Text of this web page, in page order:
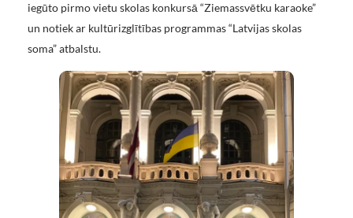
iegūto pirmo vietu skolas konkursā “Ziemassvētku karaoke”
un notiek ar kultūrizglītības programmas “Latvijas skolas
soma” atbalstu.